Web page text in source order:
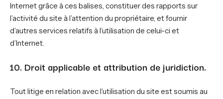
Internet grâce à ces balises, constituer des rapports sur
l’activité du site à l’attention du propriétaire, et fournir
d’autres services relatifs à l’utilisation de celui-ci et
d’Internet.
10. Droit applicable et attribution de juridiction.
Tout litige en relation avec l’utilisation du site est soumis au